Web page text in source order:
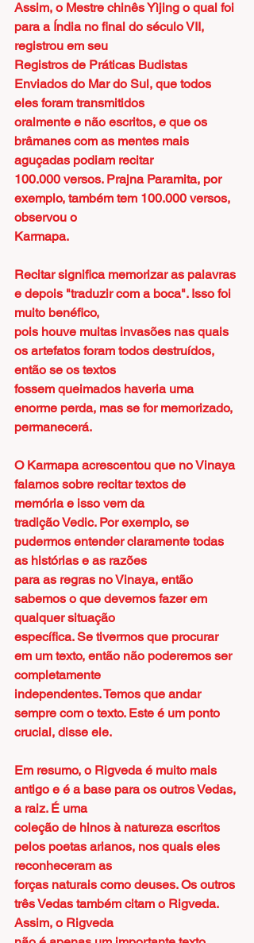
Assim, o Mestre chinês Yìjing o qual foi
para a Índia no final do século VII,
registrou em seu
Registros de Práticas Budistas
Enviados do Mar do Sul, que todos
eles foram transmitidos
oralmente e não escritos, e que os
brâmanes com as mentes mais
aguçadas podiam recitar
100.000 versos. Prajna Paramita, por
exemplo, também tem 100.000 versos,
observou o
Karmapa.
Recitar significa memorizar as palavras
e depois "traduzir com a boca". Isso foi
muito benéfico,
pois houve muitas invasões nas quais
os artefatos foram todos destruídos,
então se os textos
fossem queimados haveria uma
enorme perda, mas se for memorizado,
permanecerá.
O Karmapa acrescentou que no Vinaya
falamos sobre recitar textos de
memória e isso vem da
tradição Vedic. Por exemplo, se
pudermos entender claramente todas
as histórias e as razões
para as regras no Vinaya, então
sabemos o que devemos fazer em
qualquer situação
específica. Se tivermos que procurar
em um texto, então não poderemos ser
completamente
independentes. Temos que andar
sempre com o texto. Este é um ponto
crucial, disse ele.
Em resumo, o Rigveda é muito mais
antigo e é a base para os outros Vedas,
a raiz. É uma
coleção de hinos à natureza escritos
pelos poetas arianos, nos quais eles
reconheceram as
forças naturais como deuses. Os outros
três Vedas também citam o Rigveda.
Assim, o Rigveda